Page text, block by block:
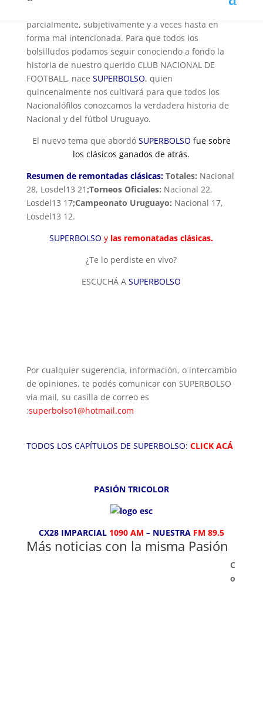
parcialmente, subjetivamente y a veces hasta en
forma mal intencionada. Para que todos los
bolsilludos podamos seguir conociendo a fondo la
historia de nuestro querido CLUB NACIONAL DE
FOOTBALL, nace SUPERBOLSO, quien
quincenalmente nos cultivará para que todos los
Nacionalófilos conozcamos la verdadera historia de
Nacional y del fútbol Uruguayo.
El nuevo tema que abordó SUPERBOLSO fuesobre
los clásicos ganados de atrás.
Resumen de remontadas clásicas:Totales: Nacional
28, Losdel13 21;Torneos Oficiales: Nacional 22,
Losdel13 17;Campeonato Uruguayo: Nacional 17,
Losdel13 12.
SUPERBOLSO y las remonatadas clásicas.
¿Te lo perdiste en vivo?
ESCUCHÁ ASUPERBOLSO
Por cualquier sugerencia, información, o intercambio
de opiniones, te podés comunicar con SUPERBOLSO
via mail, su casilla de correo es
:superbolso1@hotmail.com
TODOS LOS CAPÍTULOS DE SUPERBOLSO: CLICK ACÁ
PASIÓN TRICOLOR
CX28 IMPARCIAL 1090 AM – NUESTRA FM 89.5
Más noticias con la misma Pasión
C
o